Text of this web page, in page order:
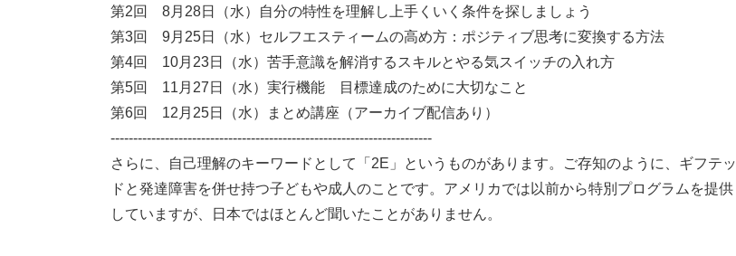
第2回 8月28日（水）自分の特性を理解し上手くいく条件を探しましょう
第3回 9月25日（水）セルフエスティームの高め方：ポジティブ思考に変換する方法
第4回 10月23日（水）苦手意識を解消するスキルとやる気スイッチの入れ方
第5回 11月27日（水）実行機能 目標達成のために大切なこと
第6回 12月25日（水）まとめ講座（アーカイブ配信あり）
-----------------------------------------------------------------------
さらに、自己理解のキーワードとして「2E」というものがあります。ご存知のように、ギフテッ
ドと発達障害を併せ持つ子どもや成人のことです。アメリカでは以前から特別プログラムを提供
していますが、日本ではほとんど聞いたことがありません。